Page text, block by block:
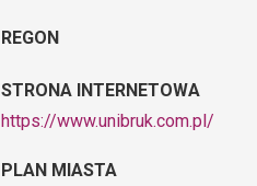
REGON
STRONA INTERNETOWA
https://www.unibruk.com.pl/
PLAN MIASTA